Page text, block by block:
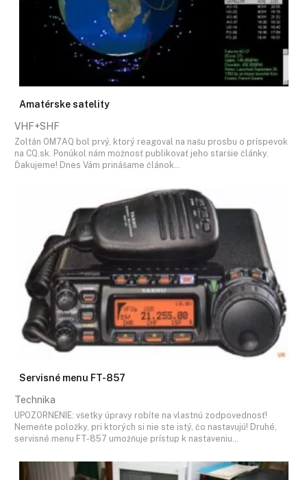
Amatérske satelity
VHF+SHF
Zoltán OM7AQ bol prvý, ktorý reagoval na našu prosbu o príspevok
na CQ.sk. Ponúkol nám možnosť publikovať jeho staršie články.
Ďakujeme! Dnes Vám prinášame článok…
Servisné menu FT-857
Technika
UPOZORNENIE: všetky úpravy robíte na vlastnú zodpovednosť!
Nemeňte položky, pri ktorých si nie ste istý, čo nastavujú! Druhé,
servisné menu FT-857 umožňuje prístup k nastaveniu…